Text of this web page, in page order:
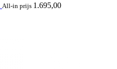
All-in prijs 1.695,00